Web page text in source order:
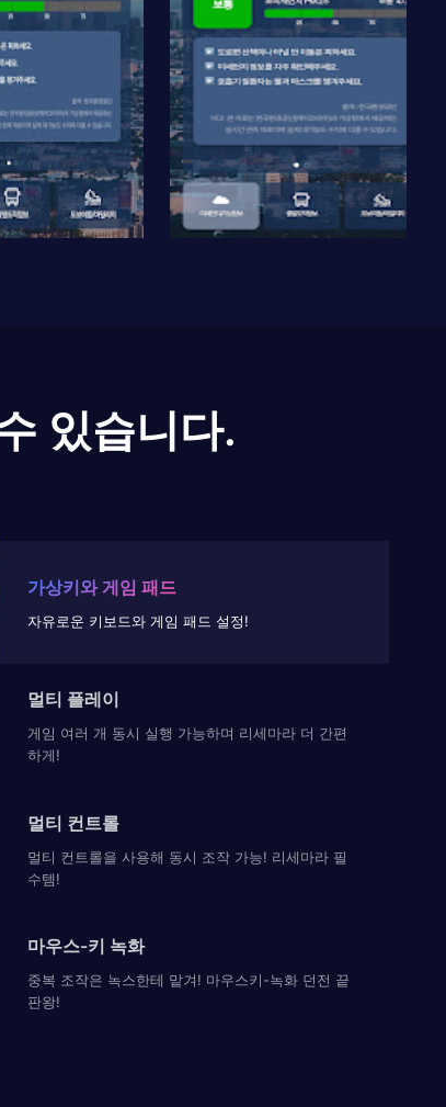
있습니다.
가상키와 게임 패드
자유로운 키보드와 게임 패드 설정!
멀티 플레이
게임 여러 개 동시 실행 가능하며 리세마라 더 간편
하게!
멀티 컨트롤
멀티 컨트롤을 사용해 동시 조작 가능! 리세마라 필
수템!
마우스-키 녹화
중복 조작은 녹스한테 맡겨! 마우스키-녹화 던전 끝
판왕!